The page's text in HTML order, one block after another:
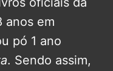
anos em
pó 1 ano
. Sendo assim,